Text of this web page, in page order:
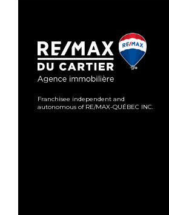
Franchisee independent and
autonomous of RE/MAX-QUÉBEC INC.